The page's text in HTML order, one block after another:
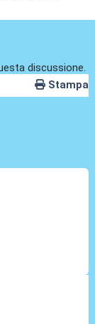
discussione.
Stampa